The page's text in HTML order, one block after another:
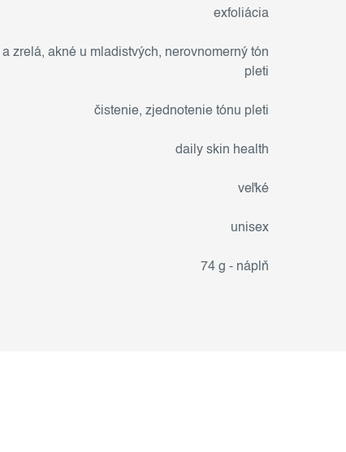
exfoliácia
a zrelá, akné u mladistvých, nerovnomerný tón
pleti
čistenie, zjednotenie tónu pleti
daily skin health
veľké
unisex
74 g - náplň